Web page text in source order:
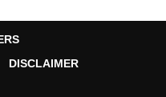
DISCLAIMER